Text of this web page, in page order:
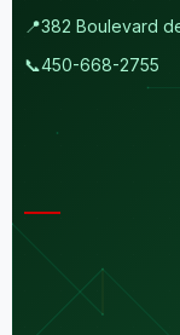
📍382 Boulevard
📞450-668-2755